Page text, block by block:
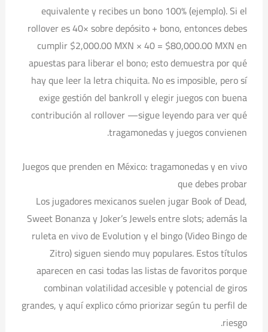
equivalente y recibes un bono 100% (ejemplo). Si el
rollover es 40× sobre depósito + bono, entonces debes
cumplir $2,000.00 MXN × 40 = $80,000.00 MXN en
apuestas para liberar el bono; esto demuestra por qué
hay que leer la letra chiquita. No es imposible, pero sí
exige gestión del bankroll y elegir juegos con buena
contribución al rollover —sigue leyendo para ver qué
tragamonedas y juegos convienen.
Juegos que prenden en México: tragamonedas y en vivo
que debes probar
Los jugadores mexicanos suelen jugar Book of Dead,
Sweet Bonanza y Joker’s Jewels entre slots; además la
ruleta en vivo de Evolution y el bingo (Video Bingo de
Zitro) siguen siendo muy populares. Estos títulos
aparecen en casi todas las listas de favoritos porque
combinan volatilidad accesible y potencial de giros
grandes, y aquí explico cómo priorizar según tu perfil de
riesgo.